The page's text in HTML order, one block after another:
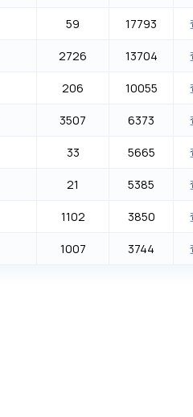
59 17793
2726 13704
206 10055
3507 6373
33 5665
21 5385
1102 3850
1007 3744